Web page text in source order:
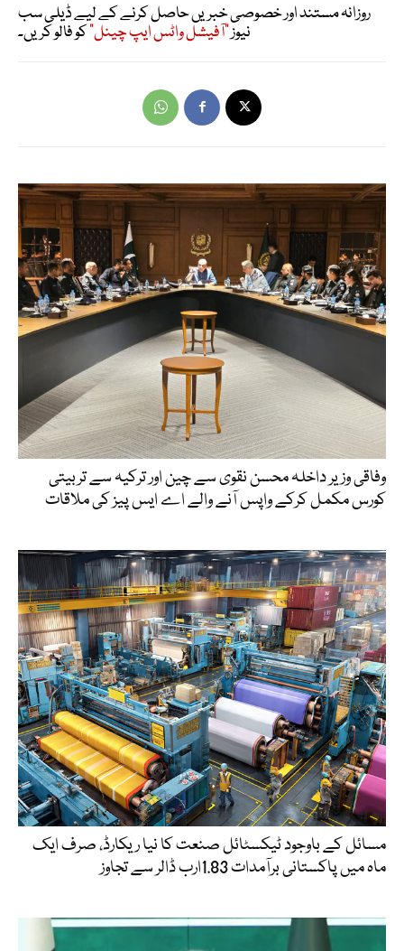
روزانہ مستند اور خصوصی خبریں حاصل کرنے کے لیے ڈیلی سب
نیوز"آفیشل واٹس ایپ چینل"کو فالو کریں۔
وفاقی وزیر داخلہ محسن نقوی سے چین اور ترکیہ سے تربیتی
کورس مکمل کرکے واپس آنے والے اے ایس پیز کی ملاقات
مسائل کے باوجود ٹیکسٹائل صنعت کا نیا ریکارڈ، صرف ایک
ماہ میں پاکستانی برآمدات 1.83ارب ڈالر سے تجاوز